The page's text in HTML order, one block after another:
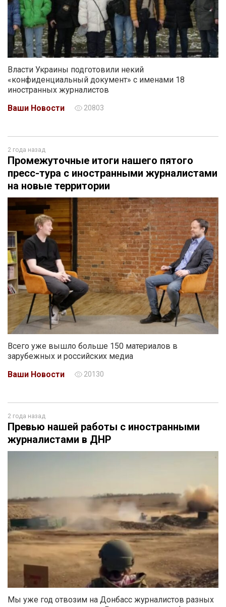
Власти Украины подготовили некий
«конфиденциальный документ» с именами 18
иностранных журналистов
Ваши Новости
20803
2 года назад
Промежуточные итоги нашего пятого
пресс-тура с иностранными журналистами
на новые территории
Всего уже вышло больше 150 материалов в
зарубежных и российских медиа
Ваши Новости
20130
2 года назад
Превью нашей работы с иностранными
журналистами в ДНР
Мы уже год отвозим на Донбасс журналистов разных